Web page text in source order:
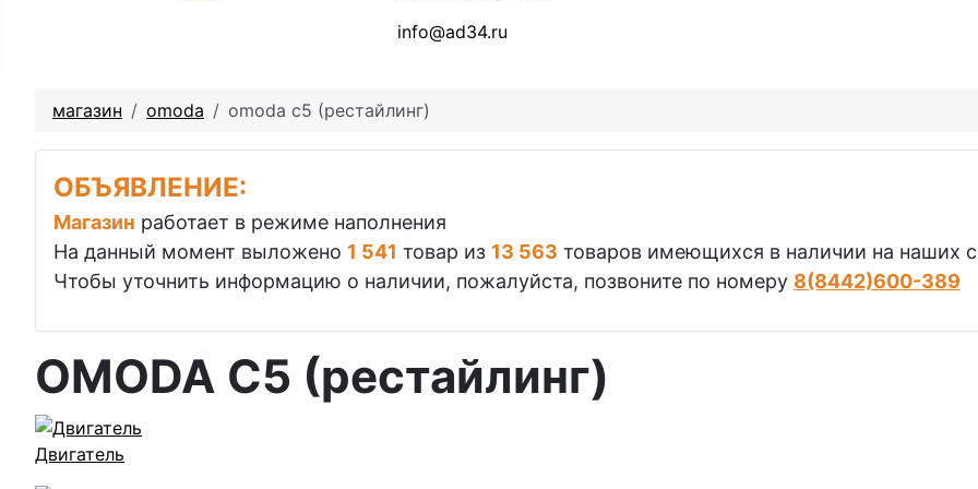
info@ad34.ru
магазин omoda omoda c5 (рестайлинг)
ОБЪЯВЛЕНИЕ:
Магазин работает в режиме наполнения
На данный момент выложено 1 541 товар из 13 563 товаров имеющихся в наличии на наших
Чтобы уточнить информацию о наличии, пожалуйста, позвоните по номеру 8(8442)600-389
OMODA C5 (рестайлинг)
Двигатель